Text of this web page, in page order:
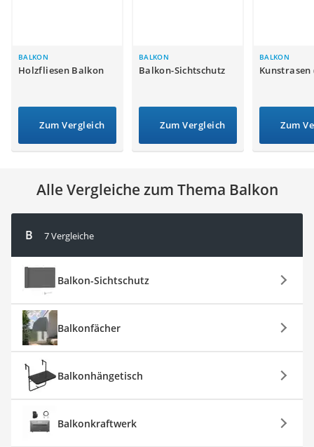
Messerschärfer
Service
BALKON
Holzfliesen Balkon
Zum Vergleich
BALKON
Balkon-Sichtschutz
Zum Vergleich
BALKON
Zum
Alle Vergleiche zum Thema Balkon
B 7 Vergleiche
Balkon-Sichtschutz
Balkonfächer
Balkonhängetisch
Balkonkraftwerk